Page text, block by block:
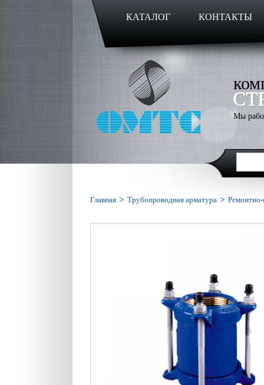
КАТАЛОГ КОНТАКТЫ
Мы
Главная > Трубопроводная арматура > Ремонтно-